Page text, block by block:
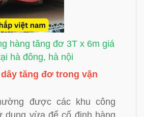
hàng tăng đơ 3T x 6m giá
hà đông, hà nội
tăng đơ trong vận
được các khu công